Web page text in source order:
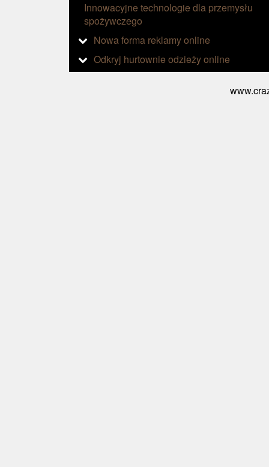
Innowacyjne technologie dla przemysłu
spożywczego
Nowa forma reklamy online
Odkryj hurtownie odzieży online